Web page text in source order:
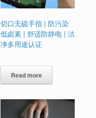
切口无硫手指 | 防污染
低卤素 | 舒适防静电 | 洁
净多用途认证
Read more